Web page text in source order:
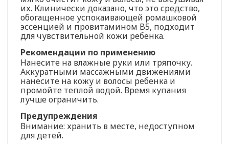
их. Клинически доказано, что это средство,
обогащенное успокаивающей ромашковой
эссенцией и провитамином B5, подходит
для чувствительной кожи ребенка.
Рекомендации по применению
Нанесите на влажные руки или тряпочку.
Аккуратными массажными движениями
нанесите на кожу и волосы ребенка и
промойте теплой водой. Время купания
лучше ограничить.
Предупреждения
Внимание: хранить в месте, недоступном
для детей.